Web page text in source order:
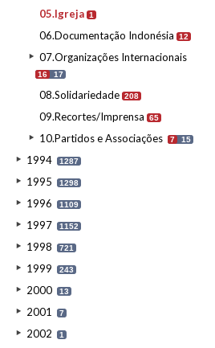
05.Igreja 1
06.Documentação Indonésia 12
07.Organizações Internacionais
16 17
08.Solidariedade 208
09.Recortes/Imprensa 65
10.Partidos e Associações 7 15
1994 1287
1995 1298
1996 1109
1997 1152
1998 721
1999 243
2000 13
2001 7
2002 1